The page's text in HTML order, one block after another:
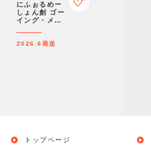
にふぉるめー
しょん創 ゴー
イング・メリ
ムバンダイ限
2026.6発送
トップページ